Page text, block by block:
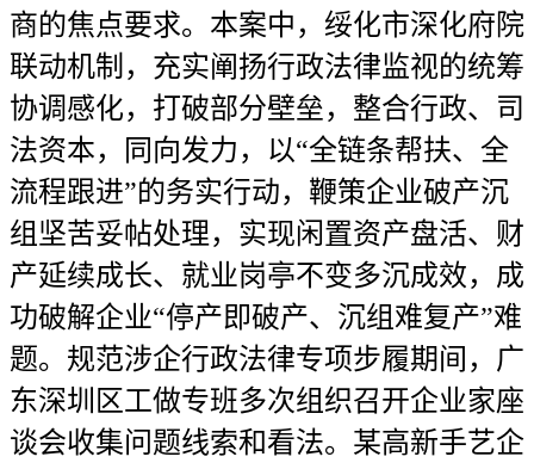
商的焦点要求。本案中，绥化市深化府院
联动机制，充实阐扬行政法律监视的统筹
协调感化，打破部分壁垒，整合行政、司
法资本，同向发力，以“全链条帮扶、全
流程跟进”的务实行动，鞭策企业破产沉
组坚苦妥帖处理，实现闲置资产盘活、财
产延续成长、就业岗亭不变多沉成效，成
功破解企业“停产即破产、沉组难复产”难
题。规范涉企行政法律专项步履期间，广
东深圳区工做专班多次组织召开企业家座
谈会收集问题线索和看法。某高新手艺企